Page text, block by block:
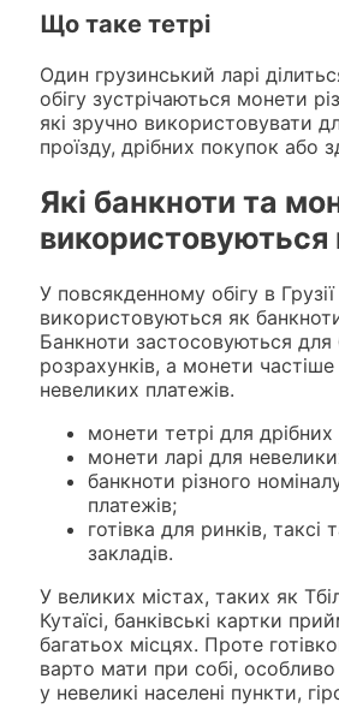
Що таке тетрі
Один грузинський ларі
обігу зустрічаються монети
які зручно використовувати
проїзду, дрібних покупок або
Які банкноти та
використовуються
У повсякденному обігу в Грузії
використовуються як
Банкноти застосовуються для
розрахунків, а монети частіше
невеликих платежів.
монети тетрі для
монети ларі для
банкноти різного
платежів;
готівка для ринків, таксі
закладів.
У великих містах, таких як
Кутаїсі, банківські картки
багатьох місцях. Проте
варто мати при собі, особливо
у невеликі населені пункти,